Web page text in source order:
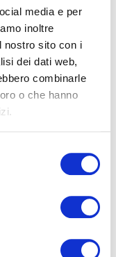
media e per
inoltre
nostro sito con i
dei dati web,
combinarle
o che hanno
corso, che di norma è
che attesti la
prima
a contattarci allo